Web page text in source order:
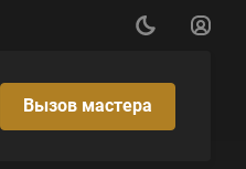
Вызов мастера